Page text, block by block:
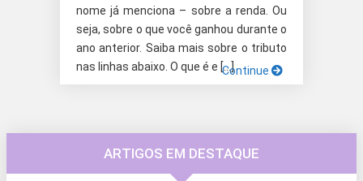
nome já menciona – sobre a renda. Ou
seja, sobre o que você ganhou durante o
ano anterior. Saiba mais sobre o tributo
nas linhas abaixo. O que é e […]Continue
ARTIGOS EM DESTAQUE